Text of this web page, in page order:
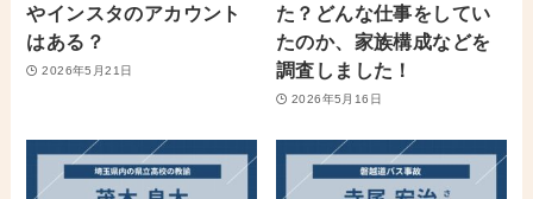
やインスタのアカウント
はある？
2026年5月21日
た？どんな仕事をしてい
たのか、家族構成などを
調査しました！
2026年5月16日